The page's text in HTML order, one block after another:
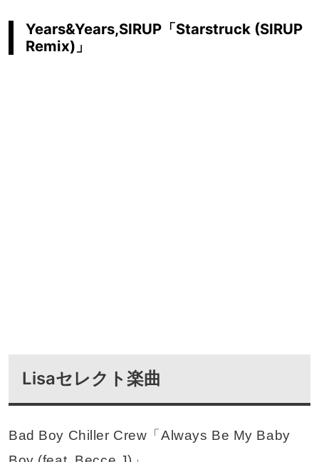
Years&Years,SIRUP「Starstruck (SIRUP
Remix)」
Lisaセレクト楽曲
Bad Boy Chiller Crew「Always Be My Baby